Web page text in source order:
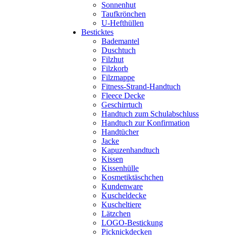
Sonnenhut
Taufkrönchen
U-Hefthüllen
Besticktes
Bademantel
Duschtuch
Filzhut
Filzkorb
Filzmappe
Fitness-Strand-Handtuch
Fleece Decke
Geschirrtuch
Handtuch zum Schulabschluss
Handtuch zur Konfirmation
Handtücher
Jacke
Kapuzenhandtuch
Kissen
Kissenhülle
Kosmetiktäschchen
Kundenware
Kuscheldecke
Kuscheltiere
Lätzchen
LOGO-Bestickung
Picknickdecken